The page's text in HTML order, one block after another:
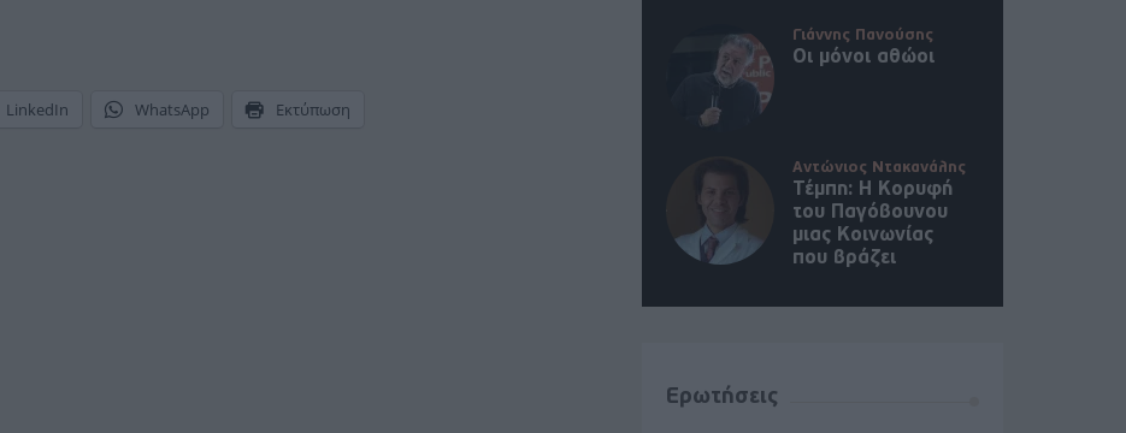
LinkedIn WhatsApp Εκτύπωση
Γιάννης Πανούσης
Οι μόνοι αθώοι
Αντώνιος Ντακανάλης
Τέμπη: Η Κορυφή
του Παγόβουνου
μιας Κοινωνίας
που βράζει
Ερωτήσεις